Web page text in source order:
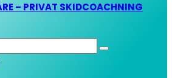
– PRIVAT SKIDCOACHNING